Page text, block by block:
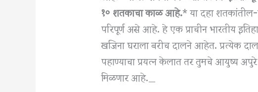
१० शतकाचा काळ आहे.* या दहा
परिपूर्ण असे आहे. हे एक प्राचीन भारतीय
खजिना घराला बरीच दालने आहेत. प्रत्येक
पहाण्याचा प्रयत्न केलात तर तुमचे आयुष्य
मिळणार आहे._